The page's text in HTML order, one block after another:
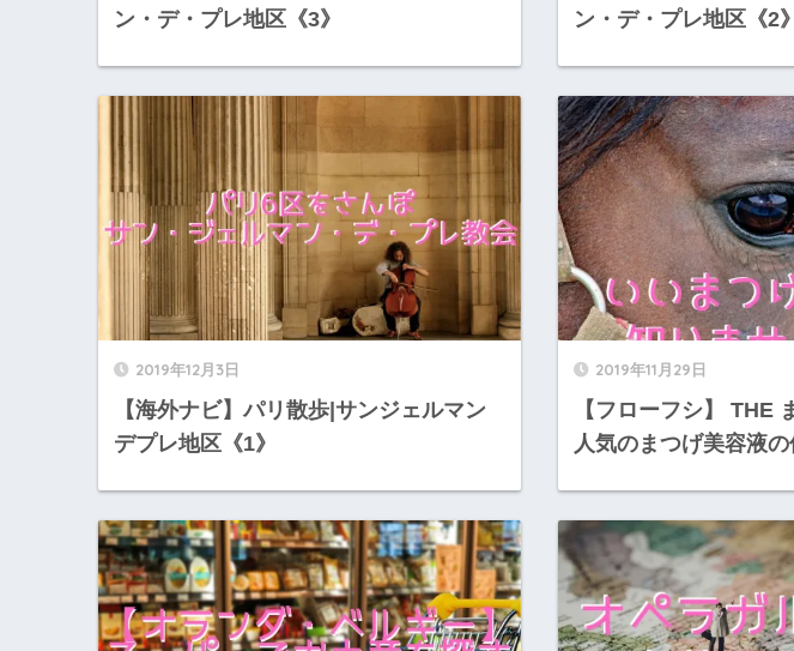
ン・デ・プレ地区《3》
ン・デ・プレ地区《2》
2019年12月3日
【海外ナビ】パリ散歩|サンジェルマン
デプレ地区《1》
2019年11月29日
【フローフシ】 THE
人気のまつげ美容液